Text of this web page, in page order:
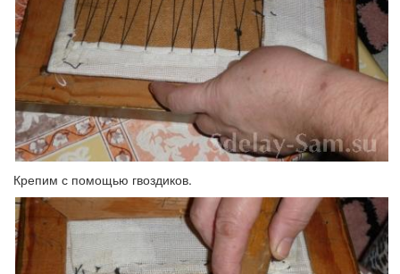
Крепим с помощью гвоздиков.